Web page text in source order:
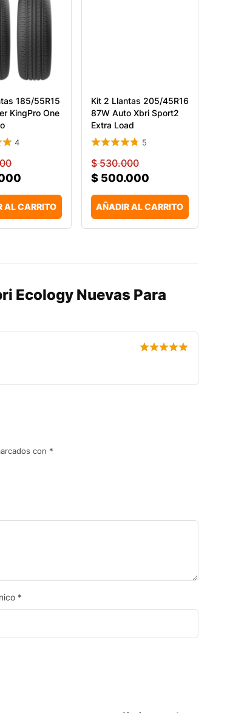
185/55R15
KingPro One
4
AL CARRITO
Kit 2 Llantas 205/45R16
87W Auto Xbri Sport2
Extra Load
5
$530.000
$500.000
AÑADIR AL CARRITO
Ecology Nuevas Para
con *
*